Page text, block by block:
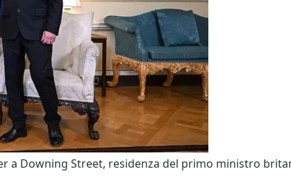
a Downing Street, residenza del primo ministro